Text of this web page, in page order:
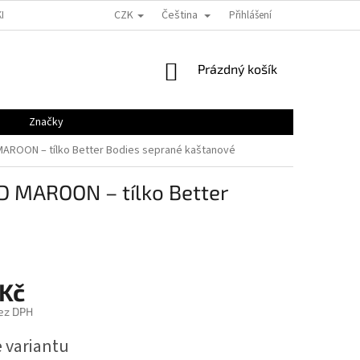
KONTAKTY VELIKOSTNÍ TABULKY
CZK Čeština Přihlášení
NÁKUPNÍ
Prázdný košík
Značky
– tílko Better Bodies seprané kaštanové
MAROON – tílko Better
DPH
variantu